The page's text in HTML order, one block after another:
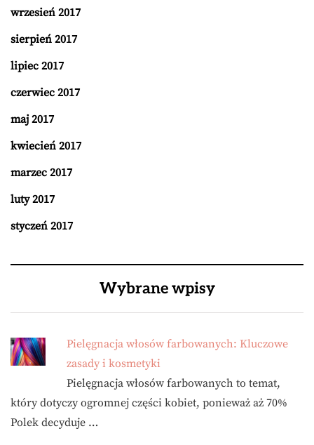
wrzesień 2017
sierpień 2017
lipiec 2017
czerwiec 2017
maj 2017
kwiecień 2017
marzec 2017
luty 2017
styczeń 2017
Wybrane wpisy
Pielęgnacja włosów farbowanych: Kluczowe
zasady i kosmetyki
Pielęgnacja włosów farbowanych to temat,
który dotyczy ogromnej części kobiet, ponieważ aż 70%
Polek decyduje …